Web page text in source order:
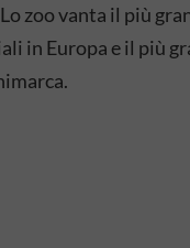
zoo vanta il più
in Europa e il più